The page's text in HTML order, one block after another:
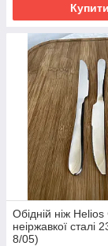
Купити
Обідній ніж
неіржавкої сталі
8/05)